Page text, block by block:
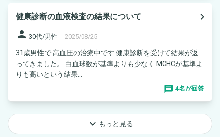
健康診断の血液検査の結果について
navigate_next
person 30代/男性 - 2025/08/25
31歳男性で 高血圧の治療中です 健康診断を受けて結果が返
ってきました。 白血球数が基準よりも少なく MCHCが基準よ
りも高いという結果...
4名が回答
keyboard_arrow_down もっと見る